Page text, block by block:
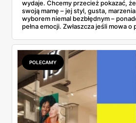
wydaje. Chcemy przecież pokazać,
swoją mamę – jej styl, gusta,
wyborem niemal bezbłędnym –
pełna emocji. Zwłaszcza jeśli mowa
symbolikę i atrakcyjne promocje. Co
przygotowała wyjątkową
prezencie przy zakupach za minimum
moment, by spełnić marzenie
zaoszczędzić. Złoto, srebro, perły,
nie brakuje. Wśród nich znajdziemy
miłośniczek minimalizmu, jak i kobiet
wyraziste formy. To co, gotowi na
POLECAMY